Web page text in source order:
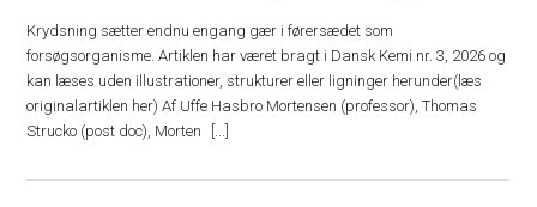
Krydsning sætter endnu engang gær i førersædet som
forsøgsorganisme. Artiklen har været bragt i Dansk Kemi nr. 3, 2026 og
kan læses uden illustrationer, strukturer eller ligninger herunder(læs
originalartiklen her) Af Uffe Hasbro Mortensen (professor), Thomas
Strucko (post doc), Morten